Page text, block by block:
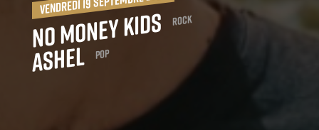
No Money Kids Rock
Ashel Pop